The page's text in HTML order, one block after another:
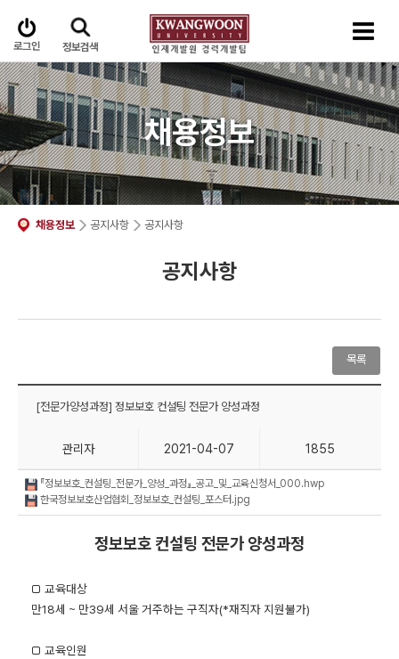
로그인 정보검색
채용정보
채용정보 공지사항 공지사항
공지사항
목록
[전문가양성과정] 정보보호 컨설팅 전문가 양성과정
관리자 2021-04-07 1855
『정보보호_컨설팅_전문가_양성_과정』_공고_및_교육신청서_000.hwp
한국정보보호산업협회_정보보호_컨설팅_포스터.jpg
정보보호 컨설팅 전문가 양성과정
□ 교육대상
만18세 ~ 만39세 서울 거주하는 구직자(*재직자 지원불가)
□ 교육인원